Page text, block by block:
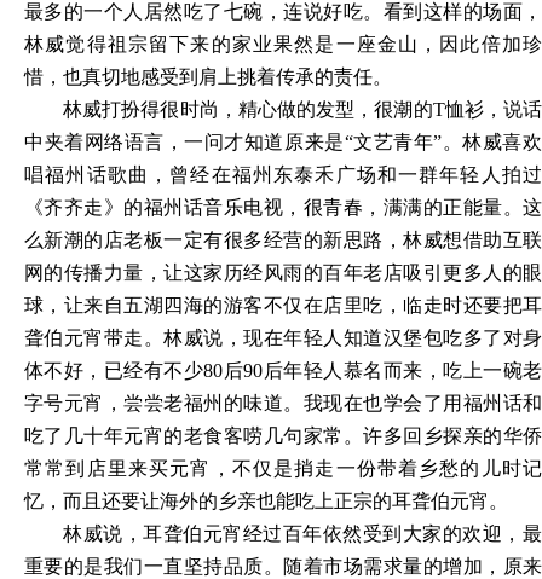
最多的一个人居然吃了七碗，连说好吃。看到这样的场面，
林威觉得祖宗留下来的家业果然是一座金山，因此倍加珍
惜，也真切地感受到肩上挑着传承的责任。
林威打扮得很时尚，精心做的发型，很潮的T恤衫，说话
中夹着网络语言，一问才知道原来是“文艺青年”。林威喜欢
唱福州话歌曲，曾经在福州东泰禾广场和一群年轻人拍过
《齐齐走》的福州话音乐电视，很青春，满满的正能量。这
么新潮的店老板一定有很多经营的新思路，林威想借助互联
网的传播力量，让这家历经风雨的百年老店吸引更多人的眼
球，让来自五湖四海的游客不仅在店里吃，临走时还要把耳
聋伯元宵带走。林威说，现在年轻人知道汉堡包吃多了对身
体不好，已经有不少80后90后年轻人慕名而来，吃上一碗老
字号元宵，尝尝老福州的味道。我现在也学会了用福州话和
吃了几十年元宵的老食客唠几句家常。许多回乡探亲的华侨
常常到店里来买元宵，不仅是捎走一份带着乡愁的儿时记
忆，而且还要让海外的乡亲也能吃上正宗的耳聋伯元宵。
林威说，耳聋伯元宵经过百年依然受到大家的欢迎，最
重要的是我们一直坚持品质。随着市场需求量的增加，原来